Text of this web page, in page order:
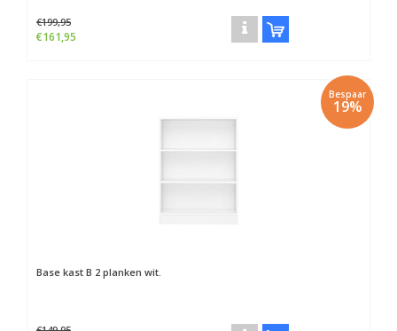
€199,95
€161,95
Bespaar
19%
Base kast B 2 planken wit.